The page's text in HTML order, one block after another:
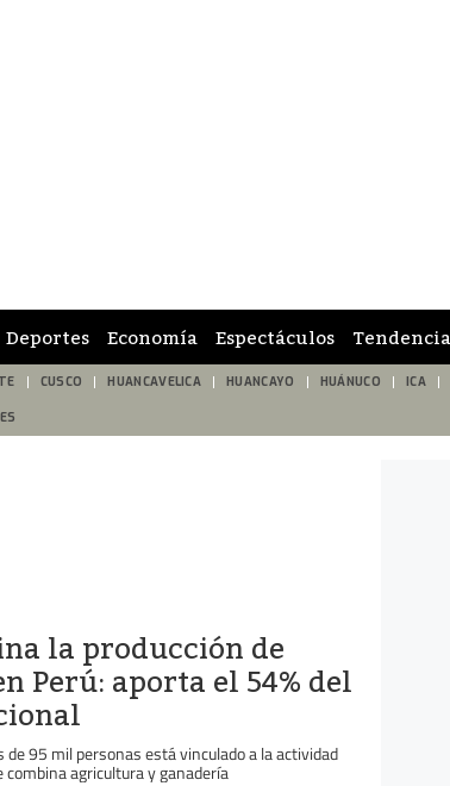
Deportes Economía Espectáculos Tendencia
CUSCO HUANCAVELICA HUANCAYO HUÁNUCO ICA
la producción de
Perú: aporta el 54% del
de 95 mil personas está vinculado a la actividad
combina agricultura y ganadería